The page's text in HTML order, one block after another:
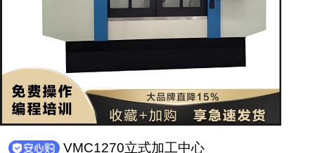
VMC1270立式加工中心